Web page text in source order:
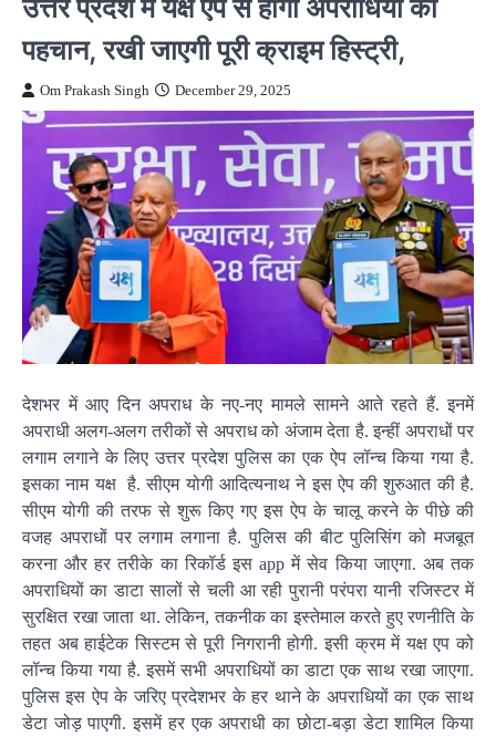
पहचान, रखी जाएगी पूरी क्राइम हिस्ट्री,
Om Prakash Singh December 29, 2025
देशभर में आए दिन अपराध के नए-नए मामले सामने आते रहते हैं. इनमें
अपराधी अलग-अलग तरीकों से अपराध को अंजाम देता है. इन्हीं अपराधों पर
लगाम लगाने के लिए उत्तर प्रदेश पुलिस का एक ऐप लॉन्च किया गया है.
इसका नाम यक्ष है. सीएम योगी आदित्यनाथ ने इस ऐप की शुरुआत की है.
सीएम योगी की तरफ से शुरू किए गए इस ऐप के चालू करने के पीछे की
वजह अपराधों पर लगाम लगाना है. पुलिस की बीट पुलिसिंग को मजबूत
करना और हर तरीके का रिकॉर्ड इस app में सेव किया जाएगा. अब तक
अपराधियों का डाटा सालों से चली आ रही पुरानी परंपरा यानी रजिस्टर में
सुरक्षित रखा जाता था. लेकिन, तकनीक का इस्तेमाल करते हुए रणनीति के
तहत अब हाईटेक सिस्टम से पूरी निगरानी होगी. इसी क्रम में यक्ष एप को
लॉन्च किया गया है. इसमें सभी अपराधियों का डाटा एक साथ रखा जाएगा.
पुलिस इस ऐप के जरिए प्रदेशभर के हर थाने के अपराधियों का एक साथ
डेटा जोड़ पाएगी. इसमें हर एक अपराधी का छोटा-बड़ा डेटा शामिल किया